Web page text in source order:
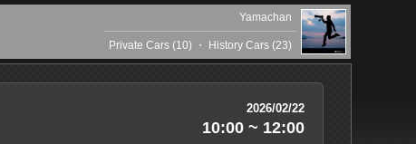
Yamachan
Private Cars (10) ・ History Cars (23)
2026/02/22
10:00 ~ 12:00